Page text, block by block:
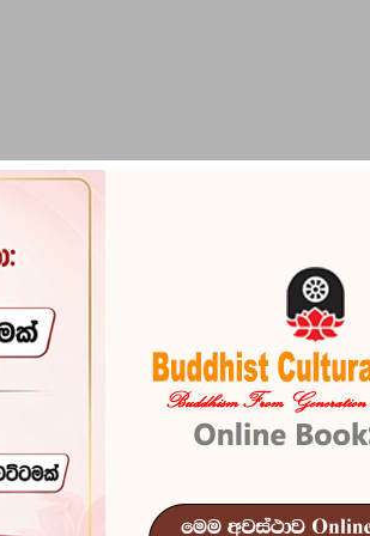
BUDDHA STATUES RITUAL ITEMS &
In stock
38